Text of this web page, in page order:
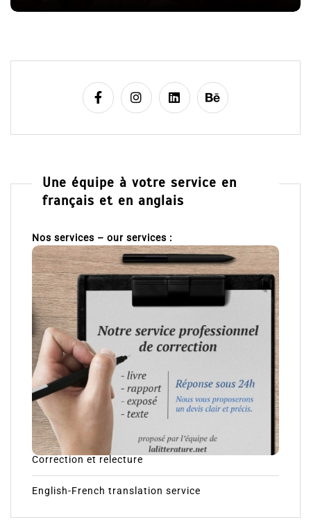
Une équipe à votre service en
français et en anglais
Nos services – our services :
Correction et relecture
English-French translation service